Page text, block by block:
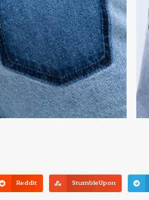
Reddit StumbleUpon